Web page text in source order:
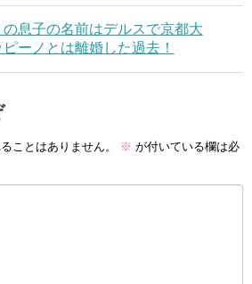
息子の名前はデルスで京都大
ーノとは離婚した過去！
ことはありません。 ※ が付いている欄は必